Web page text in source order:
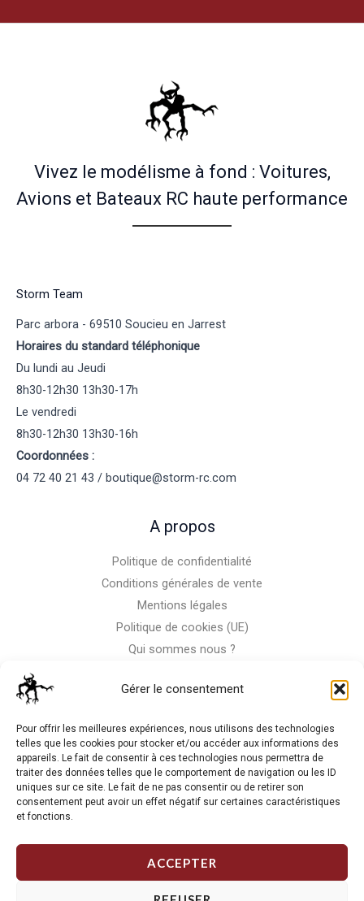
Gérer le consentement
Pour offrir les meilleures expériences, nous utilisons des technologies
telles que les cookies pour stocker et/ou accéder aux informations des
appareils. Le fait de consentir à ces technologies nous permettra de
traiter des données telles que le comportement de navigation ou les ID
uniques sur ce site. Le fait de ne pas consentir ou de retirer son
consentement peut avoir un effet négatif sur certaines caractéristiques
et fonctions.
ACCEPTER
Vivez le modélisme à fond : Voitures,
Avions et Bateaux RC haute performance
Storm Team
Parc arbora - 69510 Soucieu en Jarrest
Horaires du standard téléphonique
Du lundi au Jeudi
8h30-12h30 13h30-17h
Le vendredi
8h30-12h30 13h30-16h
Coordonnées :
04 72 40 21 43 / boutique@storm-rc.com
A propos
Politique de confidentialité
Conditions générales de vente
Mentions légales
Politique de cookies (UE)
Qui sommes nous ?
La RC n'est pas notre seule passion, venez visiter notre shop
de motos